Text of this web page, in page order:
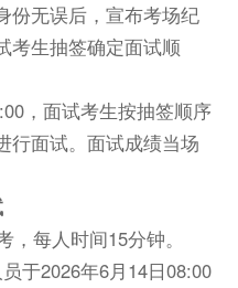
份无误后，宣布考场纪
考生抽签确定面试顺
，面试考生按抽签顺序
行面试。面试成绩当场
，每人时间15分钟。
于2026年6月14日08:00